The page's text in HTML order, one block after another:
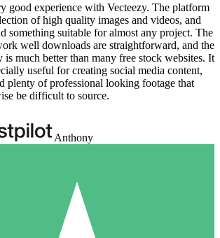
good experience with Vecteezy. The platform
of high quality images and videos, and
something suitable for almost any project. The
well downloads are straightforward, and the
is much better than many free stock websites. It
useful for creating social media content,
plenty of professional looking footage that
be difficult to source.
Anthony